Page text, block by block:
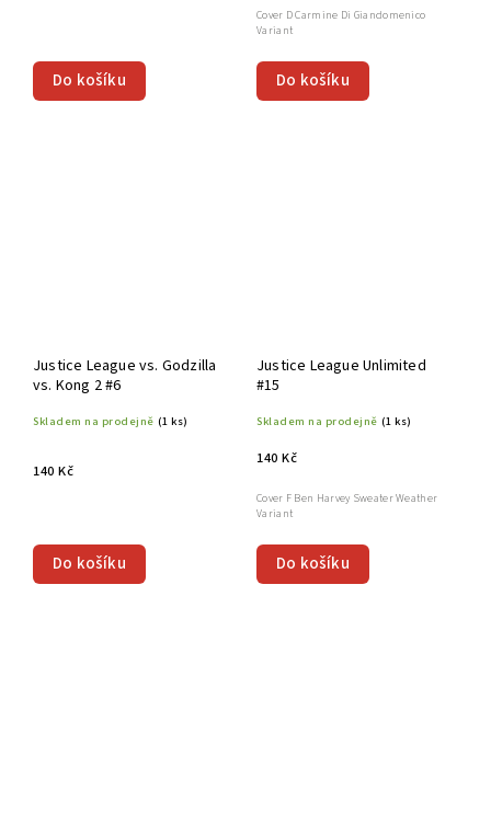
Do košíku Do košíku
Cover D Carmine Di Giandomenico
Variant
Justice League vs. Godzilla
vs. Kong 2 #6
Skladem na prodejně (1 ks)
140 Kč
Do košíku
Justice League Unlimited
#15
Skladem na prodejně (1 ks)
140 Kč
Do košíku
Cover F Ben Harvey Sweater Weather
Variant